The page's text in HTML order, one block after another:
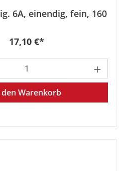
6A, einendig, fein, 160
Regulärer Preis:
17,10 €*
Gib den
den Warenkorb